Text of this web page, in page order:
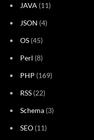
JAVA (11)
JSON (4)
OS (45)
Perl (8)
PHP (169)
RSS (22)
Schema (3)
SEO (11)